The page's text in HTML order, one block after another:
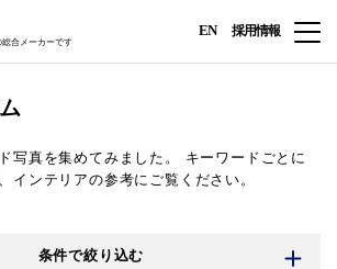
合メーカーです
EN 採用情報
写真を集めてみました。
キーワードごとに
インテリアの参考にご覧ください。
条件で絞り込む